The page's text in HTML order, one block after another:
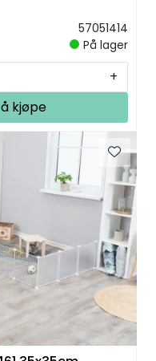
57051414
På lager
+
kjøpe